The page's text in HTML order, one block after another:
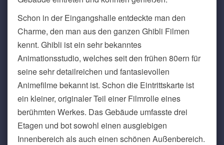
Schon in der Eingangshalle entdeckte man den
Charme, den man aus den ganzen Ghibli Filmen
kennt. Ghibli ist ein sehr bekanntes
Animationsstudio, welches seit den frühen 80ern für
seine sehr detailreichen und fantasievollen
Animefilme bekannt ist. Schon die Eintrittskarte ist
ein kleiner, originaler Teil einer Filmrolle eines
berühmten Werkes. Das Gebäude umfasste drei
Etagen und bot sowohl einen ausgiebigen
Innenbereich als auch einen schönen Außenbereich.